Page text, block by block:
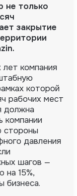
не только
закрытие
лет компания
которой
рабочих мест
должна
компании
стороны
давления
шагов —
на 15%,
бизнеса.